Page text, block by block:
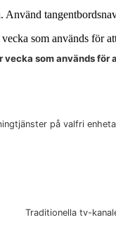
Använd
som används för
till diagrammet
vecka som används
på valfri
Traditionella tv-